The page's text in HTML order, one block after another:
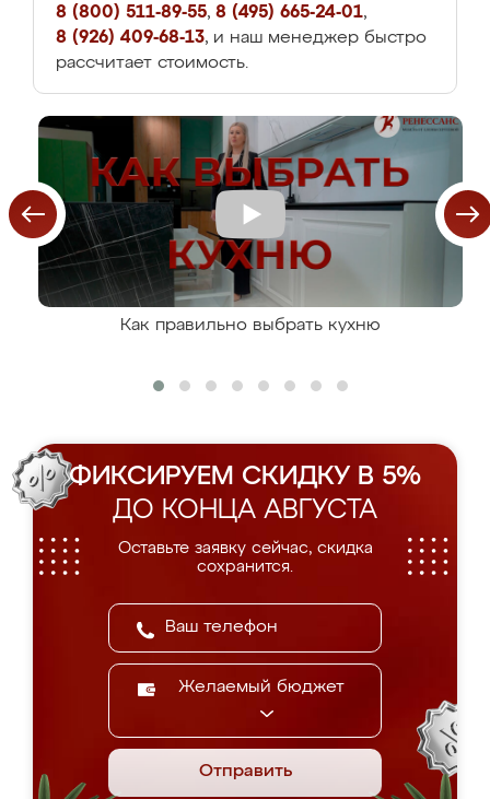
8 (800) 511-89-55, 8 (495) 665-24-01,
8 (926) 409-68-13, и наш менеджер быстро
рассчитает стоимость.
Как правильно выбрать кухню
ФИКСИРУЕМ СКИДКУ В 5%
ДО КОНЦА АВГУСТА
Оставьте заявку сейчас, скидка
сохранится.
Желаемый бюджет
Отправить